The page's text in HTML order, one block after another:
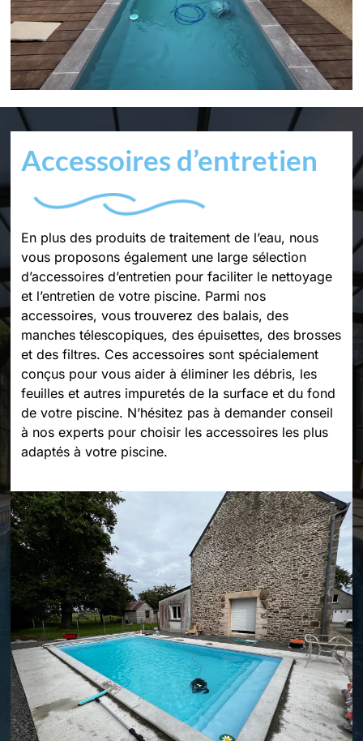
Accessoires d’entretien
En plus des produits de traitement de l’eau, nous
vous proposons également une large sélection
d’accessoires d’entretien pour faciliter le nettoyage
et l’entretien de votre piscine. Parmi nos
accessoires, vous trouverez des balais, des
manches télescopiques, des épuisettes, des brosses
et des filtres. Ces accessoires sont spécialement
conçus pour vous aider à éliminer les débris, les
feuilles et autres impuretés de la surface et du fond
de votre piscine. N’hésitez pas à demander conseil
à nos experts pour choisir les accessoires les plus
adaptés à votre piscine.